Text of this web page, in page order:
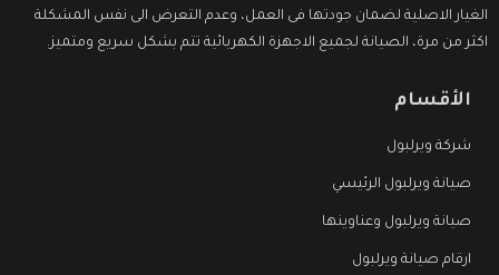
الغيار الاصلية لضمان جودتها فى العمل، وعدم التعرض الى نفس المشكلة
اكثر من مرة، الصيانة لجميع الاجهزة الكهربائية تتم بشكل سريع ومتميز.
الأقسام
شركة ويرلبول
صيانة ويرلبول الرئيسي
صيانة ويرلبول وعناوينها
ارقام صيانة ويرلبول